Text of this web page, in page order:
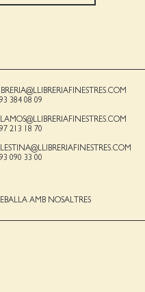
384 08 09
213 18 70
090 33 00
AMB NOSALTRES